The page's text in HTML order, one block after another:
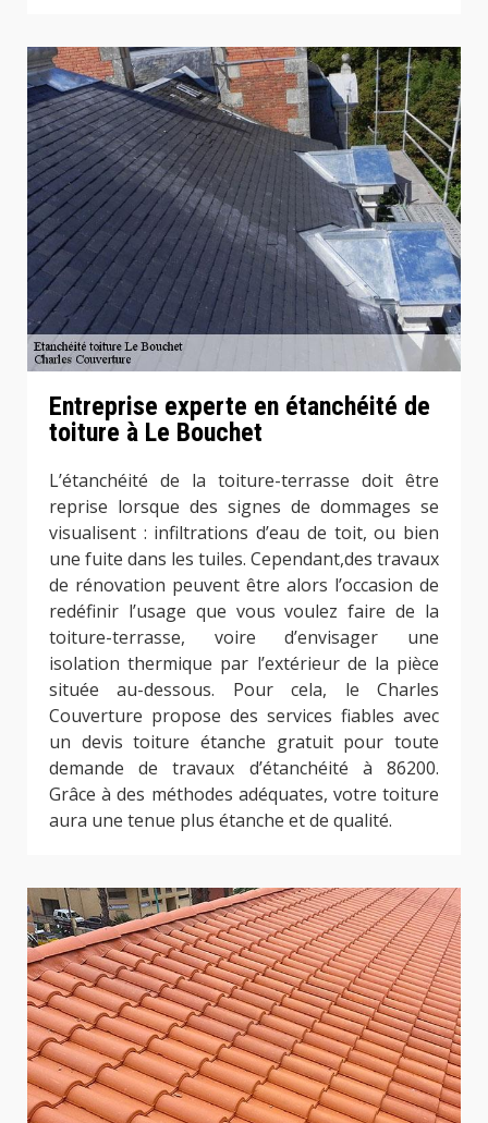
Entreprise experte en étanchéité de
toiture à Le Bouchet
L’étanchéité de la toiture-terrasse doit être
reprise lorsque des signes de dommages se
visualisent : infiltrations d’eau de toit, ou bien
une fuite dans les tuiles. Cependant,des travaux
de rénovation peuvent être alors l’occasion de
redéfinir l’usage que vous voulez faire de la
toiture-terrasse, voire d’envisager une
isolation thermique par l’extérieur de la pièce
située au-dessous. Pour cela, le Charles
Couverture propose des services fiables avec
un devis toiture étanche gratuit pour toute
demande de travaux d’étanchéité à 86200.
Grâce à des méthodes adéquates, votre toiture
aura une tenue plus étanche et de qualité.